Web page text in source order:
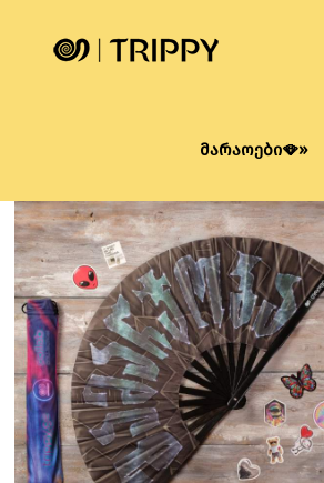
მარაოები🪭»